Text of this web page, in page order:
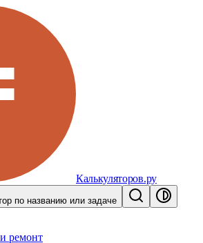
Калькуляторов.ру
по названию или задаче
ремонт